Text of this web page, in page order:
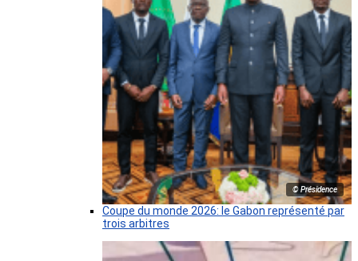
© Présidence
Coupe du monde 2026: le Gabon représenté par
trois arbitres